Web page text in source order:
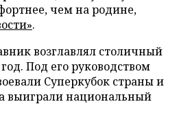
чем на родине,
.
возглавлял столичный
Под его руководством
Суперкубок страны и
выиграли национальный